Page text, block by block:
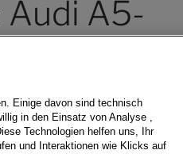
Audi A5-
Schritt
Einige davon sind technisch
in den Einsatz von Analyse ,
Technologien helfen uns, Ihr
und Interaktionen wie Klicks auf